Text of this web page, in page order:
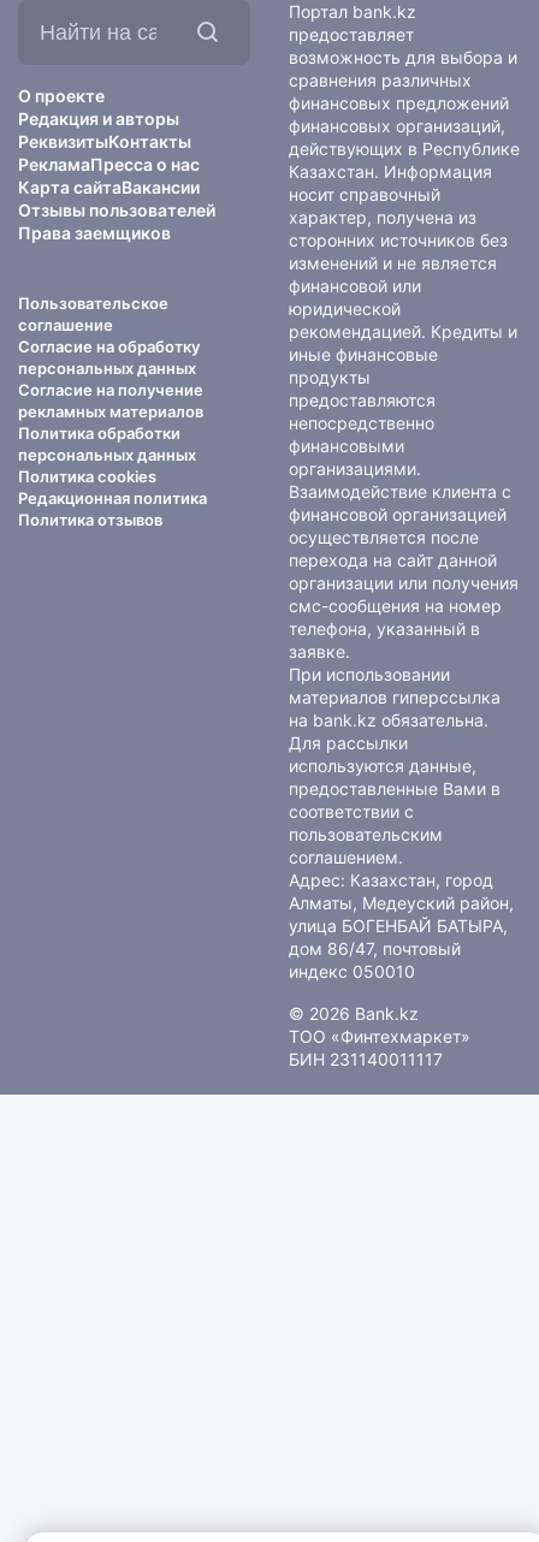
О проекте
Редакция и авторы
РеквизитыКонтакты
РекламаПресса о нас
Карта сайтаВакансии
Отзывы пользователей
Права заемщиков
Пользовательское
соглашение
Согласие на обработку
персональных данных
Согласие на получение
рекламных материалов
Политика обработки
персональных данных
Политика cookies
Редакционная политика
Политика отзывов
Портал bank.kz
предоставляет
возможность для выбора и
сравнения различных
финансовых предложений
финансовых организаций,
действующих в Республике
Казахстан. Информация
носит справочный
характер, получена из
сторонних источников без
изменений и не является
финансовой или
юридической
рекомендацией. Кредиты и
иные финансовые
продукты
предоставляются
непосредственно
финансовыми
организациями.
Взаимодействие клиента с
финансовой организацией
осуществляется после
перехода на сайт данной
организации или получения
смс-сообщения на номер
телефона, указанный в
заявке.
При использовании
материалов гиперссылка
на bank.kz обязательна.
Для рассылки
используются данные,
предоставленные Вами в
соответствии с
пользовательским
соглашением.
Адрес: Казахстан, город
Алматы, Медеуский район,
улица БОГЕНБАЙ БАТЫРА,
дом 86/47, почтовый
индекс 050010
© 2026 Bank.kz
ТОО «Финтехмаркет»
БИН 231140011117